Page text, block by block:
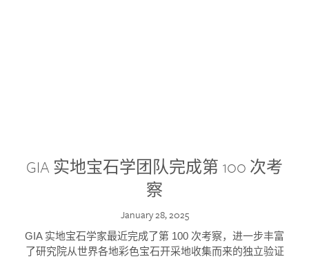
GIA 实地宝石学团队完成第 100 次考
察
January 28, 2025
GIA 实地宝石学家最近完成了第 100 次考察，进一步丰富
了研究院从世界各地彩色宝石开采地收集而来的独立验证